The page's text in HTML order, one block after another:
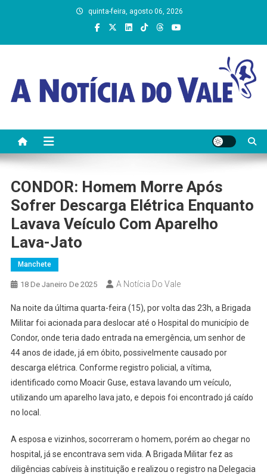
quinta-feira, agosto 06, 2026
CONDOR: Homem Morre Após
Sofrer Descarga Elétrica Enquanto
Lavava Veículo Com Aparelho
Lava-Jato
Manchete
18 De Janeiro De 2025 A Notícia Do Vale
Na noite da última quarta-feira (15), por volta das 23h, a Brigada
Militar foi acionada para deslocar até o Hospital do município de
Condor, onde teria dado entrada na emergência, um senhor de
44 anos de idade, já em óbito, possivelmente causado por
descarga elétrica. Conforme registro policial, a vítima,
identificado como Moacir Guse, estava lavando um veículo,
utilizando um aparelho lava jato, e depois foi encontrado já caído
no local.
A esposa e vizinhos, socorreram o homem, porém ao chegar no
hospital, já se encontrava sem vida. A Brigada Militar fez as
diligências cabíveis à instituição e realizou o registro na Delegacia